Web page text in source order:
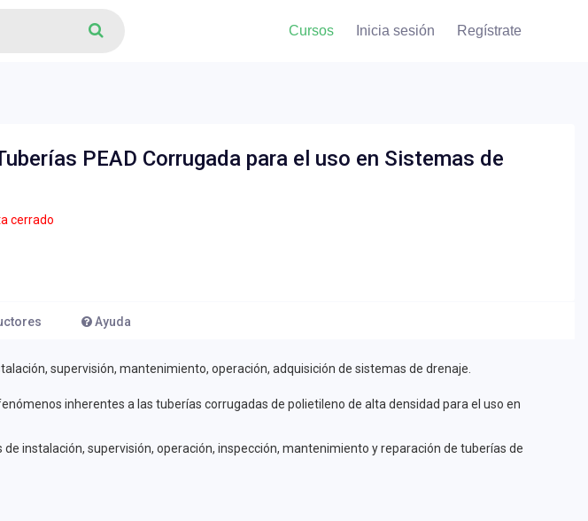
Cursos Inicia sesión Regístrate
PEAD Corrugada para el uso en Sistemas de
cerrado
Ayuda
supervisión, mantenimiento, operación, adquisición de sistemas de drenaje.
inherentes a las tuberías corrugadas de polietileno de alta densidad para el uso en
instalación, supervisión, operación, inspección, mantenimiento y reparación de tuberías de